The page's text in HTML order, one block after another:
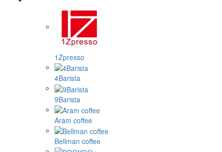
1Zpresso
4Barista
9Barista
Aram coffee
Bellman coffee